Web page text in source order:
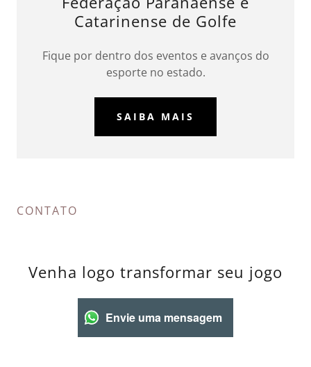
Catarinense de Golfe
Fique por dentro dos eventos e avanços do
esporte no estado.
SAIBA MAIS
CONTATO
Venha logo transformar seu jogo
Envie uma mensagem